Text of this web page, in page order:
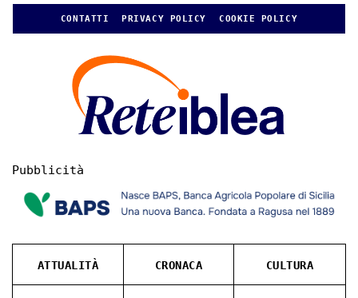
CONTATTI PRIVACY POLICY COOKIE POLICY
Pubblicità
ATTUALITÀ CRONACA CULTURA